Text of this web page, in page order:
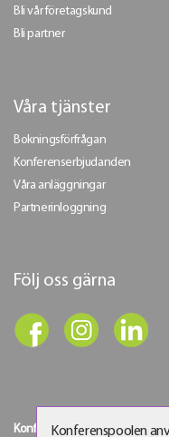
Konferenspoolen
Bli vår företagskund
Bli partner
Våra tjänster
Bokningsförfrågan
Konferenserbjudanden
Våra anläggningar
Partnerinloggning
Följ oss gärna
Konferenspoolen Sverige AB